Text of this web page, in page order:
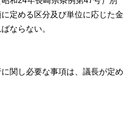
定める区分及び単位に応じた金
ならない。
関し必要な事項は、議長が定め